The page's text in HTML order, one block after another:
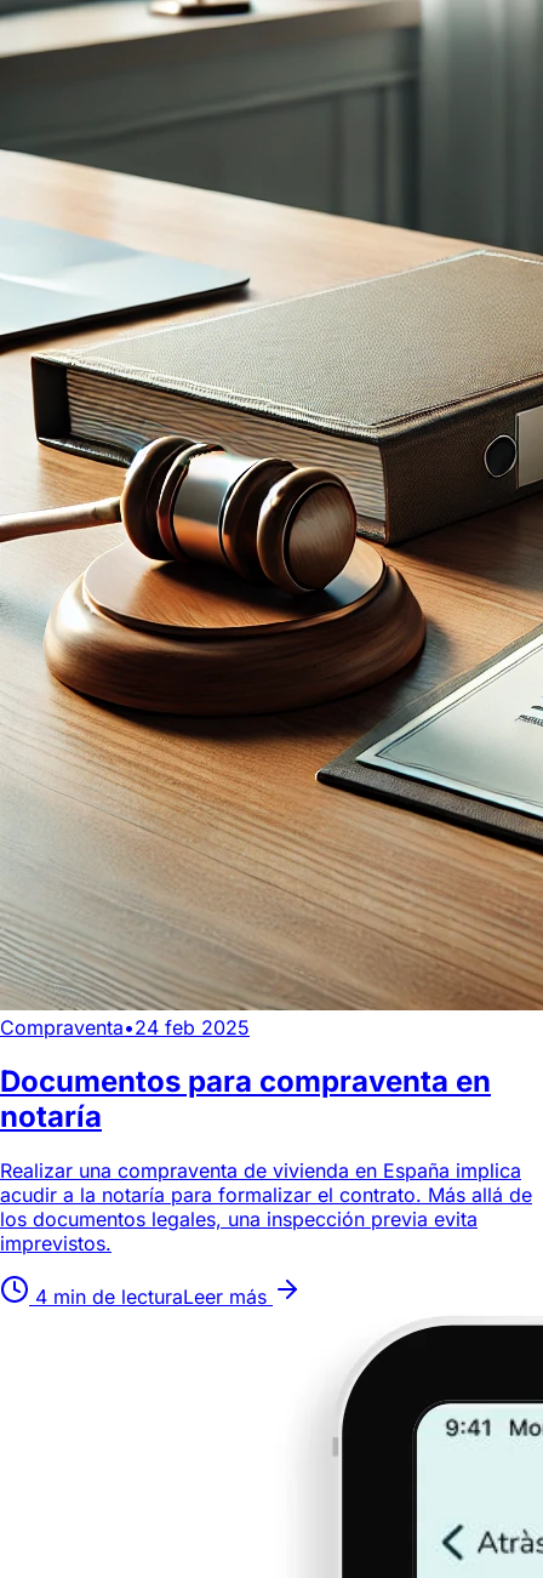
Compraventa•24 feb 2025
Documentos para compraventa en
notaría
Realizar una compraventa de vivienda en España implica
acudir a la notaría para formalizar el contrato. Más allá de
los documentos legales, una inspección previa evita
imprevistos.
4 min de lecturaLeer más